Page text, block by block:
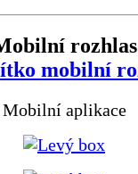
rozhlas
Mobilní aplikace